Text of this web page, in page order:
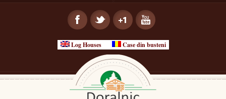
Log Houses Case din busteni